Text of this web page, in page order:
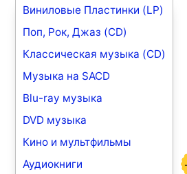
Виниловые Пластинки (LP)
Поп, Рок, Джаз (CD)
Классическая музыка (CD)
Музыка на SACD
Blu-ray музыка
DVD музыка
Кино и мультфильмы
Аудиокниги